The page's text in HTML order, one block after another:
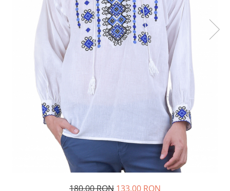
180,00 RON 133,00 RON